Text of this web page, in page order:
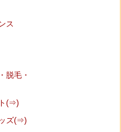
ス
脱毛・
(⇒)
ズ(⇒)